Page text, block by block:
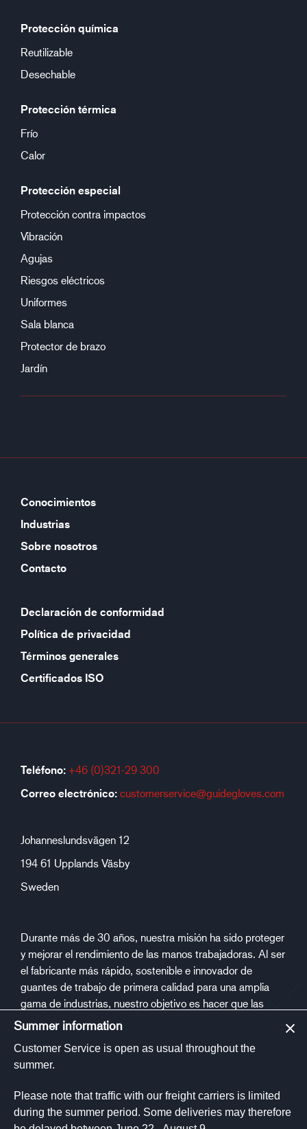
Protección química
Reutilizable
Desechable
Protección térmica
Frío
Calor
Protección especial
Protección contra impactos
Vibración
Agujas
Riesgos eléctricos
Uniformes
Sala blanca
Protector de brazo
Jardín
Conocimientos
Industrias
Sobre nosotros
Contacto
Declaración de conformidad
Política de privacidad
Términos generales
Certificados ISO
Teléfono: +46 (0)321-29 300
Correo electrónico: customerservice@guidegloves.com
Johanneslundsvägen 12
194 61 Upplands Väsby
Sweden
Durante más de 30 años, nuestra misión ha sido proteger
y mejorar el rendimiento de las manos trabajadoras. Al ser
el fabricante más rápido, sostenible e innovador de
guantes de trabajo de primera calidad para una amplia
gama de industrias, nuestro objetivo es hacer que las
personas estén más seguras y saludables en el trabajo.
Medios de comunicación social
Summer information
Customer Service is open as usual throughout the
summer.
Please note that traffic with our freight carriers is limited
during the summer period. Some deliveries may therefore